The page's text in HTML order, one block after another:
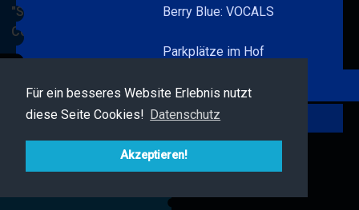
Für ein besseres Website Erlebnis nutzt
diese Seite Cookies! Datenschutz
Akzeptieren!
"Songs von Nat King
Cole"
BAND
BERRY BLUE & FRIENDS
Live Jazz im MAMPF
&
Berry Blue: VOCALS
Parkplätze im Hof
Zurück